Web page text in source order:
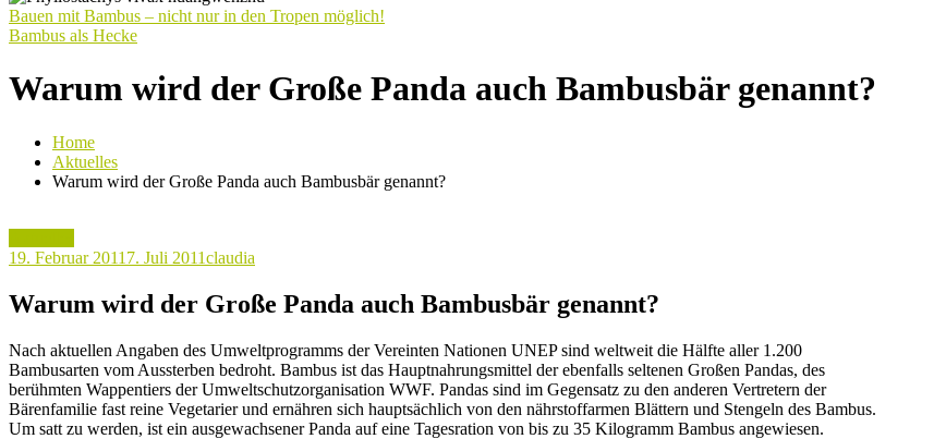
Bauen mit Bambus – nicht nur in den Tropen möglich!
Bambus als Hecke
Warum wird der Große Panda auch Bambusbär genannt?
Home
Aktuelles
Warum wird der Große Panda auch Bambusbär genannt?
19. Februar 2011 7. Juli 2011claudia
Warum wird der Große Panda auch Bambusbär genannt?
Nach aktuellen Angaben des Umweltprogramms der Vereinten Nationen UNEP sind weltweit die Hälfte aller 1.200
Bambusarten vom Aussterben bedroht. Bambus ist das Hauptnahrungsmittel der ebenfalls seltenen Großen Pandas, des
berühmten Wappentiers der Umweltschutzorganisation WWF. Pandas sind im Gegensatz zu den anderen Vertretern der
Bärenfamilie fast reine Vegetarier und ernähren sich hauptsächlich von den nährstoffarmen Blättern und Stengeln des Bambus.
Um satt zu werden, ist ein ausgewachsener Panda auf eine Tagesration von bis zu 35 Kilogramm Bambus angewiesen.